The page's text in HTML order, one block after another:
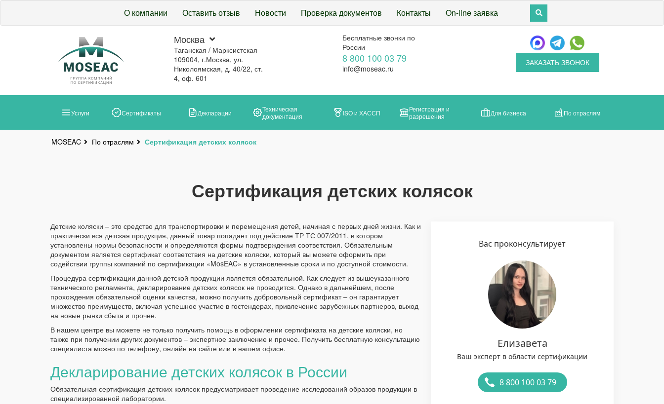
О компании Оставить отзыв Новости Проверка документов Контакты On-line заявка
Москва
Таганская / Марксистская
109004, г.Москва, ул.
Николоямская, д. 40/22, ст.
4, оф. 601
Бесплатные звонки по
России
8 800 100 03 79
info@moseac.ru
ЗАКАЗАТЬ ЗВОНОК
Услуги Сертификаты Декларации
Техническая
документация
ISO и ХАССП
Регистрация и
разрешения
Для бизнеса По отраслям
MOSEAC По отраслям Сертификация детских колясок
Сертификация детских колясок
Детские коляски – это средство для транспортировки и перемещения детей, начиная с первых дней жизни. Как и
практически вся детская продукция, данный товар попадает под действие ТР ТС 007/2011, в котором
установлены нормы безопасности и определяются формы подтверждения соответствия. Обязательным
документом является сертификат соответствия на детские коляски, который вы можете оформить при
содействии группы компаний по сертификации «MosEAC» в установленные сроки и по доступной стоимости.
Процедура сертификации данной детской продукции является обязательной. Как следует из вышеуказанного
технического регламента, декларирование детских колясок не проводится. Однако в дальнейшем, после
прохождения обязательной оценки качества, можно получить добровольный сертификат – он гарантирует
множество преимуществ, включая успешное участие в гостендерах, привлечение зарубежных партнеров, выход
на новые рынки сбыта и прочее.
В нашем центре вы можете не только получить помощь в оформлении сертификата на детские коляски, но
также при получении других документов – экспертное заключение и прочее. Получить бесплатную консультацию
специалиста можно по телефону, онлайн на сайте или в нашем офисе.
Декларирование детских колясок в России
Обязательная сертификация детских колясок предусматривает проведение исследований образов продукции в
специализированной лаборатории.
Вас проконсультирует
Елизавета
Ваш эксперт в области сертификации
8 800 100 03 79